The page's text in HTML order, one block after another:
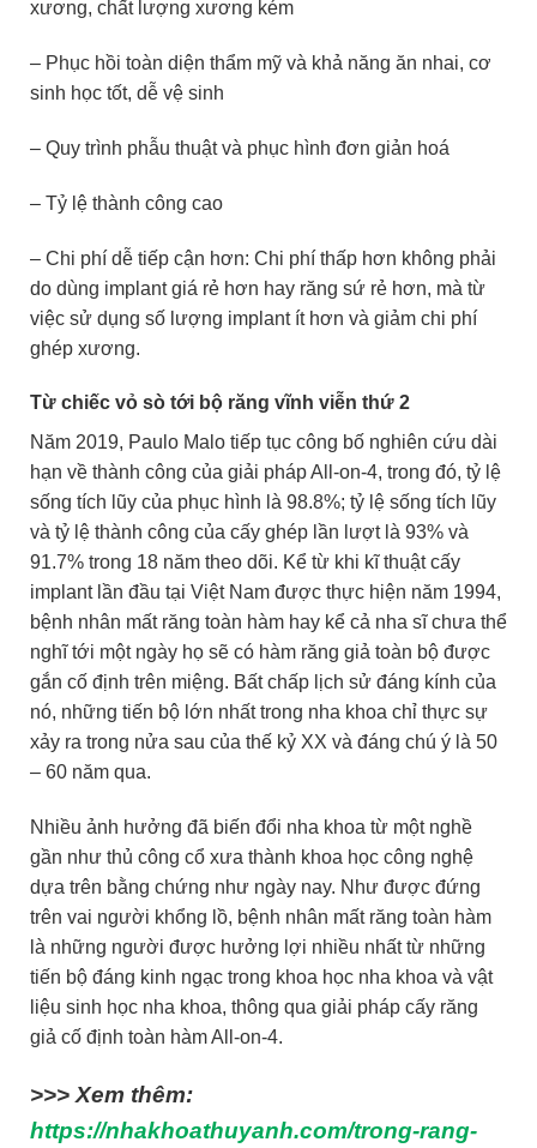
xương, chất lượng xương kém
– Phục hồi toàn diện thẩm mỹ và khả năng ăn nhai, cơ
sinh học tốt, dễ vệ sinh
– Quy trình phẫu thuật và phục hình đơn giản hoá
– Tỷ lệ thành công cao
– Chi phí dễ tiếp cận hơn: Chi phí thấp hơn không phải
do dùng implant giá rẻ hơn hay răng sứ rẻ hơn, mà từ
việc sử dụng số lượng implant ít hơn và giảm chi phí
ghép xương.
Từ chiếc vỏ sò tới bộ răng vĩnh viễn thứ 2
Năm 2019, Paulo Malo tiếp tục công bố nghiên cứu dài
hạn về thành công của giải pháp All-on-4, trong đó, tỷ lệ
sống tích lũy của phục hình là 98.8%; tỷ lệ sống tích lũy
và tỷ lệ thành công của cấy ghép lần lượt là 93% và
91.7% trong 18 năm theo dõi. Kể từ khi kĩ thuật cấy
implant lần đầu tại Việt Nam được thực hiện năm 1994,
bệnh nhân mất răng toàn hàm hay kể cả nha sĩ chưa thể
nghĩ tới một ngày họ sẽ có hàm răng giả toàn bộ được
gắn cố định trên miệng. Bất chấp lịch sử đáng kính của
nó, những tiến bộ lớn nhất trong nha khoa chỉ thực sự
xảy ra trong nửa sau của thế kỷ XX và đáng chú ý là 50
– 60 năm qua.
Nhiều ảnh hưởng đã biến đổi nha khoa từ một nghề
gần như thủ công cổ xưa thành khoa học công nghệ
dựa trên bằng chứng như ngày nay. Như được đứng
trên vai người khổng lồ, bệnh nhân mất răng toàn hàm
là những người được hưởng lợi nhiều nhất từ những
tiến bộ đáng kinh ngạc trong khoa học nha khoa và vật
liệu sinh học nha khoa, thông qua giải pháp cấy răng
giả cố định toàn hàm All-on-4.
>>> Xem thêm:
https://nhakhoathuyanh.com/trong-rang-